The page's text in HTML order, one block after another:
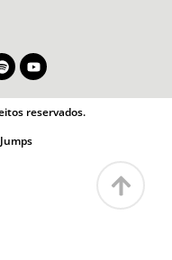
reservados.